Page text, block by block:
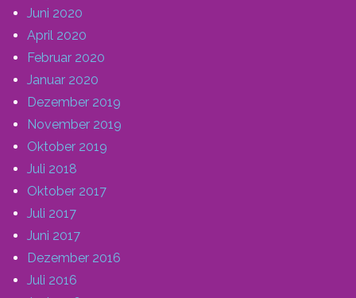
Juni 2020
April 2020
Februar 2020
Januar 2020
Dezember 2019
November 2019
Oktober 2019
Juli 2018
Oktober 2017
Juli 2017
Juni 2017
Dezember 2016
Juli 2016